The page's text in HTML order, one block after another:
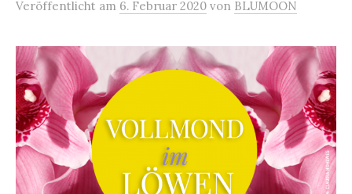
Veröffentlicht am 6. Februar 2020 von BLUMOON